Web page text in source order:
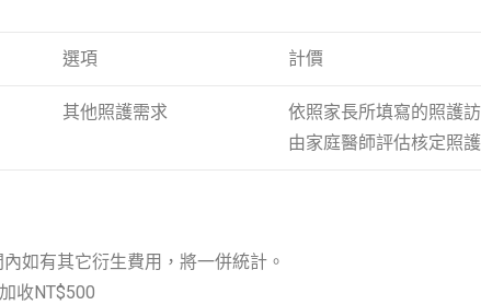
選項 計價
其他照護需求
依照家長所填寫的照護訪
由家庭醫師評估核定照
如有其它衍生費用，將一併統計。
收NT$500